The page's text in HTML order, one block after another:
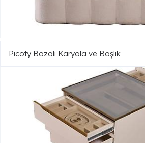
Picoty Bazalı Karyola ve Başlık